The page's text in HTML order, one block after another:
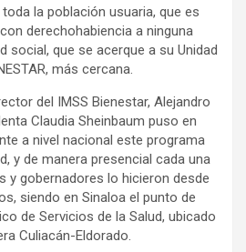
la población usuaria, que es
derechohabiencia a ninguna
social, que se acerque a su Unidad
más cercana.
del IMSS Bienestar, Alejandro
Claudia Sheinbaum puso en
a nivel nacional este programa
y de manera presencial cada una
y gobernadores lo hicieron desde
siendo en Sinaloa el punto de
de Servicios de la Salud, ubicado
Culiacán-Eldorado.